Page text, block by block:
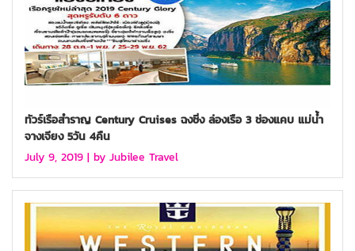
ทัวร์เรือสำราญ Century Cruises ฉงชิ่ง ล่องเรือ 3 ช่องแคบ แม่น้ำ
จางเจียง 5วัน 4คืน
July 9, 2019 | by Jubilee Travel